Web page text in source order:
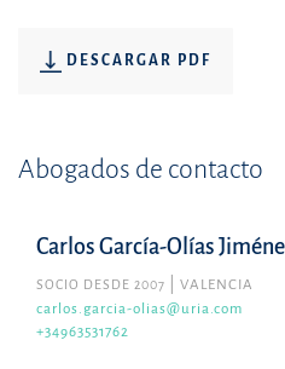
DESCARGAR PDF
Abogados de contacto
Carlos García-Olías
SOCIO DESDE 2007
VALENCIA
carlos.garcia-olias@uria.com
+34963531762